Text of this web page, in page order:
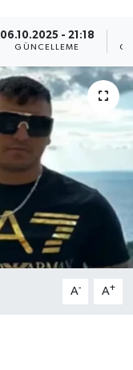
06.10.2025 - 21:18
GÜNCELLEME
A- A+